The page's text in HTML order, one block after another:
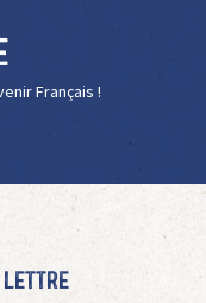
Français !
Lettre